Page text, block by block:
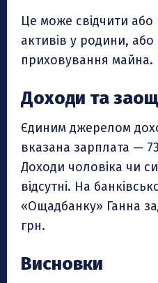
Це може свідчити або
активів у родини,
приховування майна.
Доходи та
Єдиним джерелом
вказана зарплата —
Доходи чоловіка чи
відсутні. На
«Ощадбанку» Ганна
грн.
Висновки